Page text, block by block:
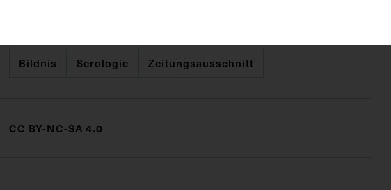
Bildnis Serologie Zeitungsausschnitt
CC BY-NC-SA 4.0